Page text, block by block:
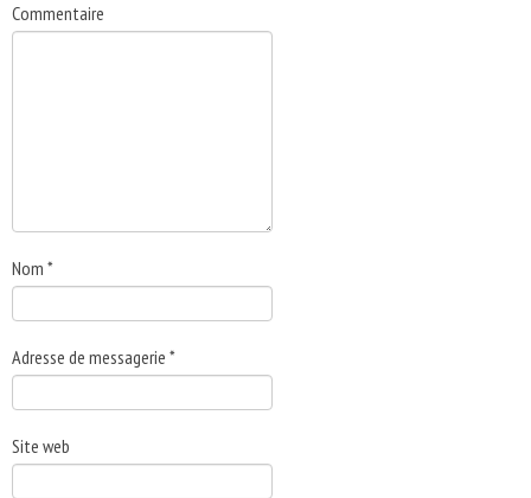
Commentaire
Nom *
Adresse de messagerie *
Site web